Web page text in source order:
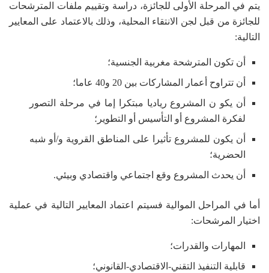
يتم في المرحلة الأولى للجائزة، دراسة وتقييم ملفات المترشحات
للجائزة من قبل لجن الانتقاء المحلية، وذلك بالاعتماد على المعايير
التالية:
أن تكون المترشحة مغربية الجنسية؛
أن تتراوح أعمار المشاركات بين 20 و40 عاما؛
أن يكو ن المشروع رياديا مبتكرا إما في مرحلة التصور
لفكرة المشروع أو التأسيس أو التطوير؛
أن يكون للمشروع تأثيرا على المناطق القروية و/أو شبه
الحضرية؛
أن يحدث المشروع وقع اجتماعي واقتصادي وبيئي.
أما في المراحل الموالية فسيتم اعتماد المعايير التالية في عملية
اختيار المرشحات:
المهارات والقدرات؛
قابلية التنفيذ التقني-الاقتصادي-القانوني؛